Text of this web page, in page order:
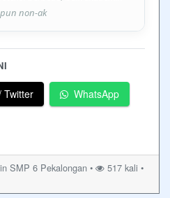
non-ak
Twitter WhatsApp
SMP 6 Pekalongan •
517 kali •